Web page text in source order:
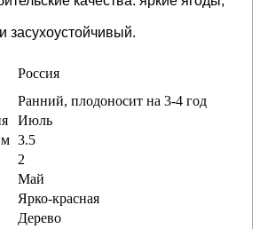
засухоустойчивый.
Россия
Ранний, плодоносит на 3-4 год
Июль
м 3.5
2
Май
Ярко-красная
Дерево